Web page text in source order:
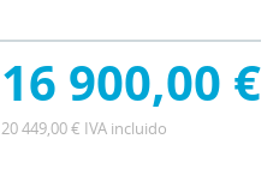
16 900,00 €
20 449,00 € IVA incluido